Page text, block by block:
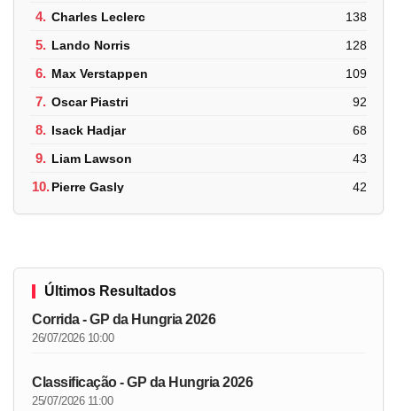
4. Charles Leclerc 138
5. Lando Norris 128
6. Max Verstappen 109
7. Oscar Piastri 92
8. Isack Hadjar 68
9. Liam Lawson 43
10.Pierre Gasly 42
Últimos Resultados
Corrida - GP da Hungria 2026
26/07/2026 10:00
Classificação - GP da Hungria 2026
25/07/2026 11:00